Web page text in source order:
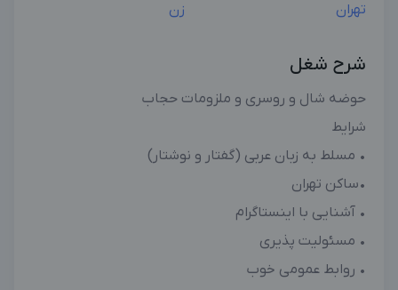
تهران
زن
شرح شغل
حوضه شال و روسری و ملزومات حجاب
شرایط
• مسلط به زبان عربی (گفتار و نوشتار)
•ساکن تهران
• آشنایی با اینستاگرام
• مسئولیت پذیری
• روابط عمومی خوب